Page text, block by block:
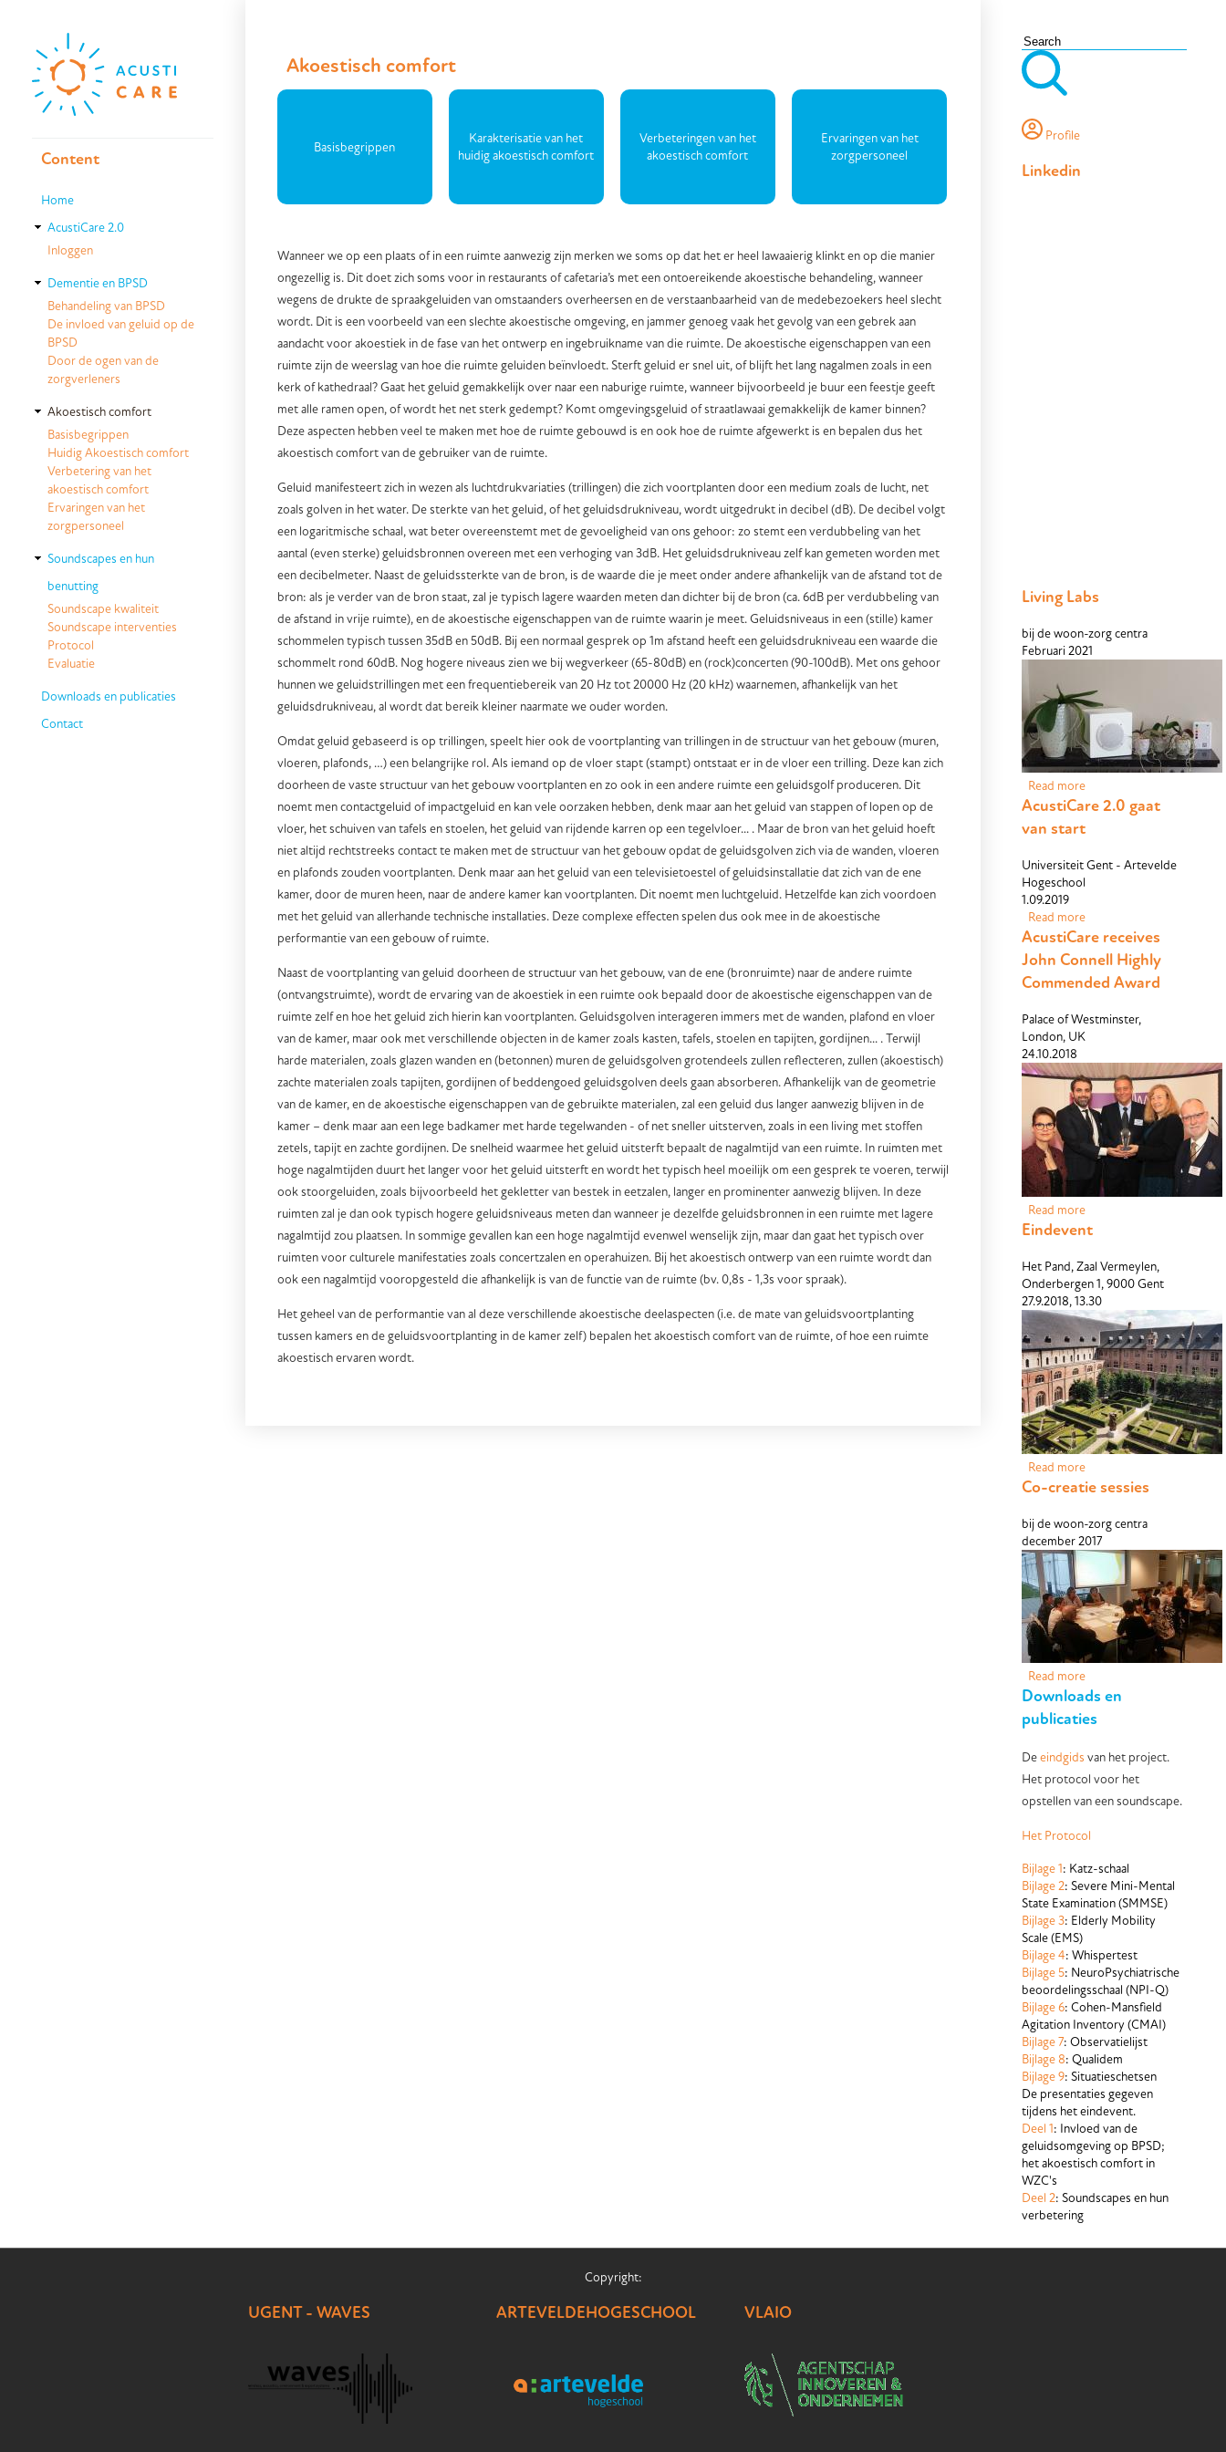
Content
Home
AcustiCare 2.0
Inloggen
Dementie en BPSD
Behandeling van BPSD
De invloed van geluid op de
BPSD
Door de ogen van de
zorgverleners
Akoestisch comfort
Basisbegrippen
Huidig Akoestisch comfort
Verbetering van het
akoestisch comfort
Ervaringen van het
zorgpersoneel
Soundscapes en hun
benutting
Soundscape kwaliteit
Soundscape interventies
Protocol
Evaluatie
Downloads en publicaties
Contact
Akoestisch comfort
Basisbegrippen
Karakterisatie van het
huidig akoestisch comfort
Verbeteringen van het
akoestisch comfort
Ervaringen van het
zorgpersoneel
Wanneer we op een plaats of in een ruimte aanwezig zijn merken we soms op dat het er heel lawaaierig klinkt en op die manier
ongezellig is. Dit doet zich soms voor in restaurants of cafetaria’s met een ontoereikende akoestische behandeling, wanneer
wegens de drukte de spraakgeluiden van omstaanders overheersen en de verstaanbaarheid van de medebezoekers heel slecht
wordt. Dit is een voorbeeld van een slechte akoestische omgeving, en jammer genoeg vaak het gevolg van een gebrek aan
aandacht voor akoestiek in de fase van het ontwerp en ingebruikname van die ruimte. De akoestische eigenschappen van een
ruimte zijn de weerslag van hoe die ruimte geluiden beïnvloedt. Sterft geluid er snel uit, of blijft het lang nagalmen zoals in een
kerk of kathedraal? Gaat het geluid gemakkelijk over naar een naburige ruimte, wanneer bijvoorbeeld je buur een feestje geeft
met alle ramen open, of wordt het net sterk gedempt? Komt omgevingsgeluid of straatlawaai gemakkelijk de kamer binnen?
Deze aspecten hebben veel te maken met hoe de ruimte gebouwd is en ook hoe de ruimte afgewerkt is en bepalen dus het
akoestisch comfort van de gebruiker van de ruimte.
Geluid manifesteert zich in wezen als luchtdrukvariaties (trillingen) die zich voortplanten door een medium zoals de lucht, net
zoals golven in het water. De sterkte van het geluid, of het geluidsdrukniveau, wordt uitgedrukt in decibel (dB). De decibel volgt
een logaritmische schaal, wat beter overeenstemt met de gevoeligheid van ons gehoor: zo stemt een verdubbeling van het
aantal (even sterke) geluidsbronnen overeen met een verhoging van 3dB. Het geluidsdrukniveau zelf kan gemeten worden met
een decibelmeter. Naast de geluidssterkte van de bron, is de waarde die je meet onder andere afhankelijk van de afstand tot de
bron: als je verder van de bron staat, zal je typisch lagere waarden meten dan dichter bij de bron (ca. 6dB per verdubbeling van
de afstand in vrije ruimte), en de akoestische eigenschappen van de ruimte waarin je meet. Geluidsniveaus in een (stille) kamer
schommelen typisch tussen 35dB en 50dB. Bij een normaal gesprek op 1m afstand heeft een geluidsdrukniveau een waarde die
schommelt rond 60dB. Nog hogere niveaus zien we bij wegverkeer (65-80dB) en (rock)concerten (90-100dB). Met ons gehoor
hunnen we geluidstrillingen met een frequentiebereik van 20 Hz tot 20000 Hz (20 kHz) waarnemen, afhankelijk van het
geluidsdrukniveau, al wordt dat bereik kleiner naarmate we ouder worden.
Omdat geluid gebaseerd is op trillingen, speelt hier ook de voortplanting van trillingen in de structuur van het gebouw (muren,
vloeren, plafonds, …) een belangrijke rol. Als iemand op de vloer stapt (stampt) ontstaat er in de vloer een trilling. Deze kan zich
doorheen de vaste structuur van het gebouw voortplanten en zo ook in een andere ruimte een geluidsgolf produceren. Dit
noemt men contactgeluid of impactgeluid en kan vele oorzaken hebben, denk maar aan het geluid van stappen of lopen op de
vloer, het schuiven van tafels en stoelen, het geluid van rijdende karren op een tegelvloer... . Maar de bron van het geluid hoeft
niet altijd rechtstreeks contact te maken met de structuur van het gebouw opdat de geluidsgolven zich via de wanden, vloeren
en plafonds zouden voortplanten. Denk maar aan het geluid van een televisietoestel of geluidsinstallatie dat zich van de ene
kamer, door de muren heen, naar de andere kamer kan voortplanten. Dit noemt men luchtgeluid. Hetzelfde kan zich voordoen
met het geluid van allerhande technische installaties. Deze complexe effecten spelen dus ook mee in de akoestische
performantie van een gebouw of ruimte.
Naast de voortplanting van geluid doorheen de structuur van het gebouw, van de ene (bronruimte) naar de andere ruimte
(ontvangstruimte), wordt de ervaring van de akoestiek in een ruimte ook bepaald door de akoestische eigenschappen van de
ruimte zelf en hoe het geluid zich hierin kan voortplanten. Geluidsgolven interageren immers met de wanden, plafond en vloer
van de kamer, maar ook met verschillende objecten in de kamer zoals kasten, tafels, stoelen en tapijten, gordijnen... . Terwijl
harde materialen, zoals glazen wanden en (betonnen) muren de geluidsgolven grotendeels zullen reflecteren, zullen (akoestisch)
zachte materialen zoals tapijten, gordijnen of beddengoed geluidsgolven deels gaan absorberen. Afhankelijk van de geometrie
van de kamer, en de akoestische eigenschappen van de gebruikte materialen, zal een geluid dus langer aanwezig blijven in de
kamer – denk maar aan een lege badkamer met harde tegelwanden - of net sneller uitsterven, zoals in een living met stoffen
zetels, tapijt en zachte gordijnen. De snelheid waarmee het geluid uitsterft bepaalt de nagalmtijd van een ruimte. In ruimten met
hoge nagalmtijden duurt het langer voor het geluid uitsterft en wordt het typisch heel moeilijk om een gesprek te voeren, terwijl
ook stoorgeluiden, zoals bijvoorbeeld het gekletter van bestek in eetzalen, langer en prominenter aanwezig blijven. In deze
ruimten zal je dan ook typisch hogere geluidsniveaus meten dan wanneer je dezelfde geluidsbronnen in een ruimte met lagere
nagalmtijd zou plaatsen. In sommige gevallen kan een hoge nagalmtijd evenwel wenselijk zijn, maar dan gaat het typisch over
ruimten voor culturele manifestaties zoals concertzalen en operahuizen. Bij het akoestisch ontwerp van een ruimte wordt dan
ook een nagalmtijd vooropgesteld die afhankelijk is van de functie van de ruimte (bv. 0,8s - 1,3s voor spraak).
Het geheel van de performantie van al deze verschillende akoestische deelaspecten (i.e. de mate van geluidsvoortplanting
tussen kamers en de geluidsvoortplanting in de kamer zelf) bepalen het akoestisch comfort van de ruimte, of hoe een ruimte
akoestisch ervaren wordt.
Search form
Profile
Linkedin
Living Labs
bij de woon-zorg centra
Februari 2021
Read more
AcustiCare 2.0 gaat
van start
Universiteit Gent - Artevelde
Hogeschool
1.09.2019
Read more
van start
AcustiCare receives
John Connell Highly
Commended Award
Palace of Westminster,
London, UK
24.10.2018
Read more
John Connell Highly
Eindevent
Het Pand, Zaal Vermeylen,
Onderbergen 1, 9000 Gent
27.9.2018, 13.30
Read more
Co-creatie sessies
bij de woon-zorg centra
december 2017
Read more
Downloads en
publicaties
Deeindgids van het project.
Het protocol voor het
opstellen van een soundscape.
Het Protocol
Bijlage 1: Katz-schaal
Bijlage 2: Severe Mini-Mental
State Examination (SMMSE)
Bijlage 3: Elderly Mobility
Scale (EMS)
Bijlage 4: Whispertest
Bijlage 5: NeuroPsychiatrische
beoordelingsschaal (NPI-Q)
Bijlage 6: Cohen-Mansfield
Agitation Inventory (CMAI)
Bijlage 7: Observatielijst
Bijlage 8: Qualidem
Bijlage 9: Situatieschetsen
De presentaties gegeven
tijdens het eindevent.
Deel 1: Invloed van de
geluidsomgeving op BPSD;
het akoestisch comfort in
WZC's
Deel 2: Soundscapes en hun
verbetering
Copyright:
UGENT - WAVES ARTEVELDEHOGESCHOOL VLAIO